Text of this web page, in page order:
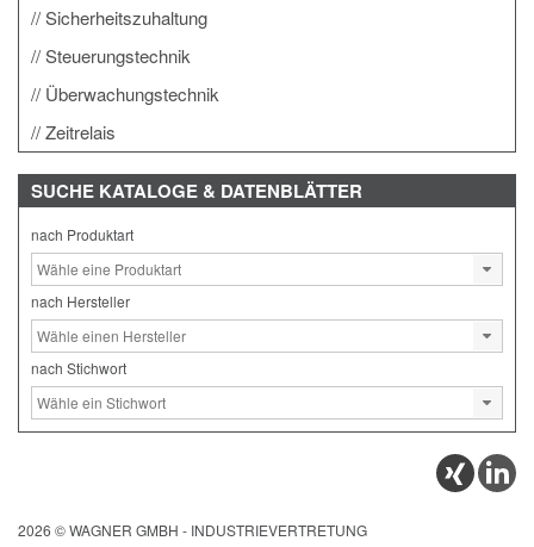
Sicherheitszuhaltung
Steuerungstechnik
Überwachungstechnik
Zeitrelais
SUCHE KATALOGE & DATENBLÄTTER
nach Produktart
nach Hersteller
nach Stichwort
2026 © WAGNER GMBH - INDUSTRIEVERTRETUNG